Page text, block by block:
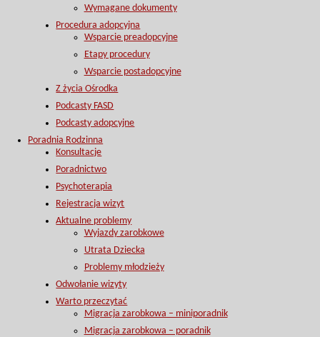
Wymagane dokumenty
Procedura adopcyjna
Wsparcie preadopcyjne
Etapy procedury
Wsparcie postadopcyjne
Z życia Ośrodka
Podcasty FASD
Podcasty adopcyjne
Poradnia Rodzinna
Konsultacje
Poradnictwo
Psychoterapia
Rejestracja wizyt
Aktualne problemy
Wyjazdy zarobkowe
Utrata Dziecka
Problemy młodzieży
Odwołanie wizyty
Warto przeczytać
Migracja zarobkowa – miniporadnik
Migracja zarobkowa – poradnik